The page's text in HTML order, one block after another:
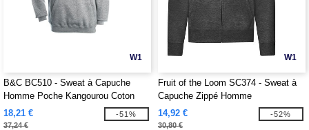
W1
B&C BC510 - Sweat à Capuche
Homme Poche Kangourou Coton
18,21 €
37,24 €
-51%
W1
Fruit of the Loom SC374 - Sweat à
Capuche Zippé Homme
14,92 €
30,80 €
-52%